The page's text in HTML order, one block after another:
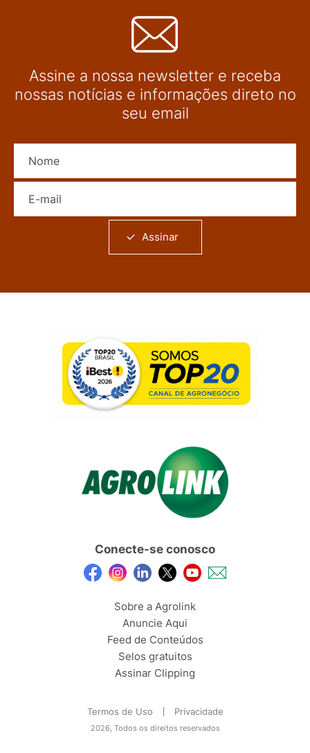
Assine a nossa newsletter e receba
nossas notícias e informações direto no
seu email
Assinar
Conecte-se conosco
Sobre a Agrolink
Anuncie Aqui
Feed de Conteúdos
Selos gratuitos
Assinar Clipping
Termos de Uso Privacidade
2026, Todos os direitos reservados